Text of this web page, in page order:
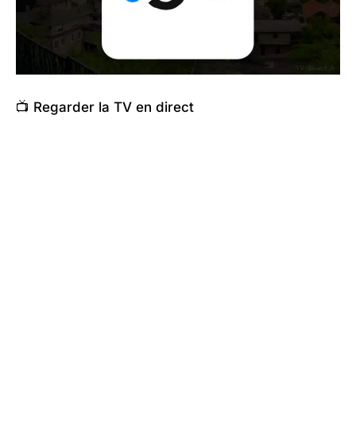
📺 Regarder la TV en direct